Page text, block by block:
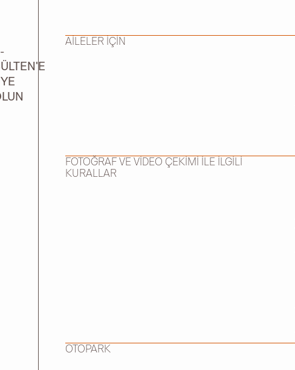
AİLELER İÇİN
FOTOĞRAF VE VİDEO ÇEKİMİ İLE İLGİLİ
KURALLAR
OTOPARK